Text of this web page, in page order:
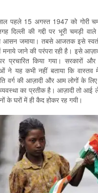
पहले 15 अगस्त 1947 को गोरी
दिल्ली की गद्दी पर भूरी चमड़ी
आसन जमाया। तबसे आजतक इसे
जाने की परंपरा रही है। इसे
प्रचारित किया गया। सरकारों
ने यह कभी नहीं बताया कि
वर्ग की आज़ादी और आम लोगों के
व्यवस्था का प्रतीक है। आज़ादी तो
के घरों में ही कैद होकर रह गयी।